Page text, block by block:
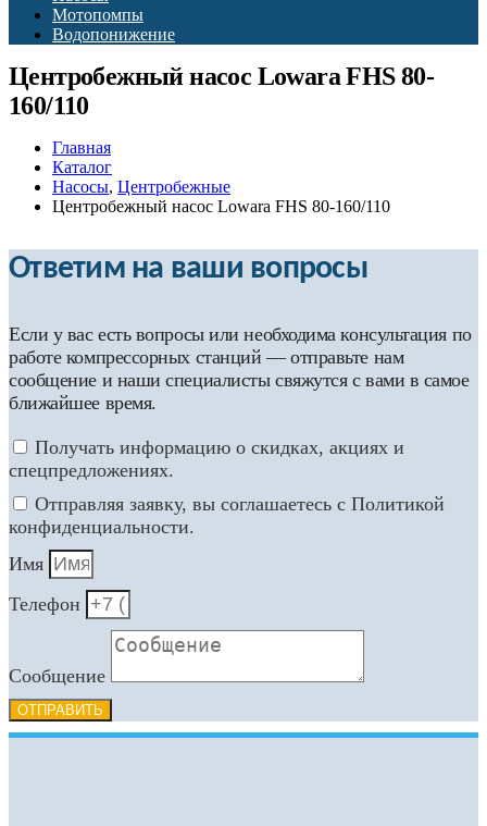
Мотопомпы
Водопонижение
Центробежный насос Lowara FHS 80-
160/110
Главная
Каталог
Насосы, Центробежные
Центробежный насос Lowara FHS 80-160/110
Ответим на ваши вопросы
Если у вас есть вопросы или необходима консультация по
работе компрессорных станций — отправьте нам
сообщение и наши специалисты свяжутся с вами в самое
ближайшее время.
Получать информацию о скидках, акциях и
спецпредложениях.
Отправляя заявку, вы соглашаетесь с Политикой
конфиденциальности.
Имя
Телефон
Сообщение
ОТПРАВИТЬ